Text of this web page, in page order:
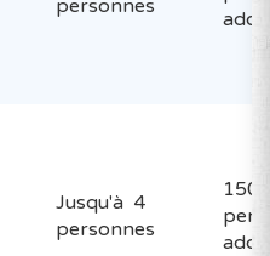
personnes
Jusqu'à 4
personnes